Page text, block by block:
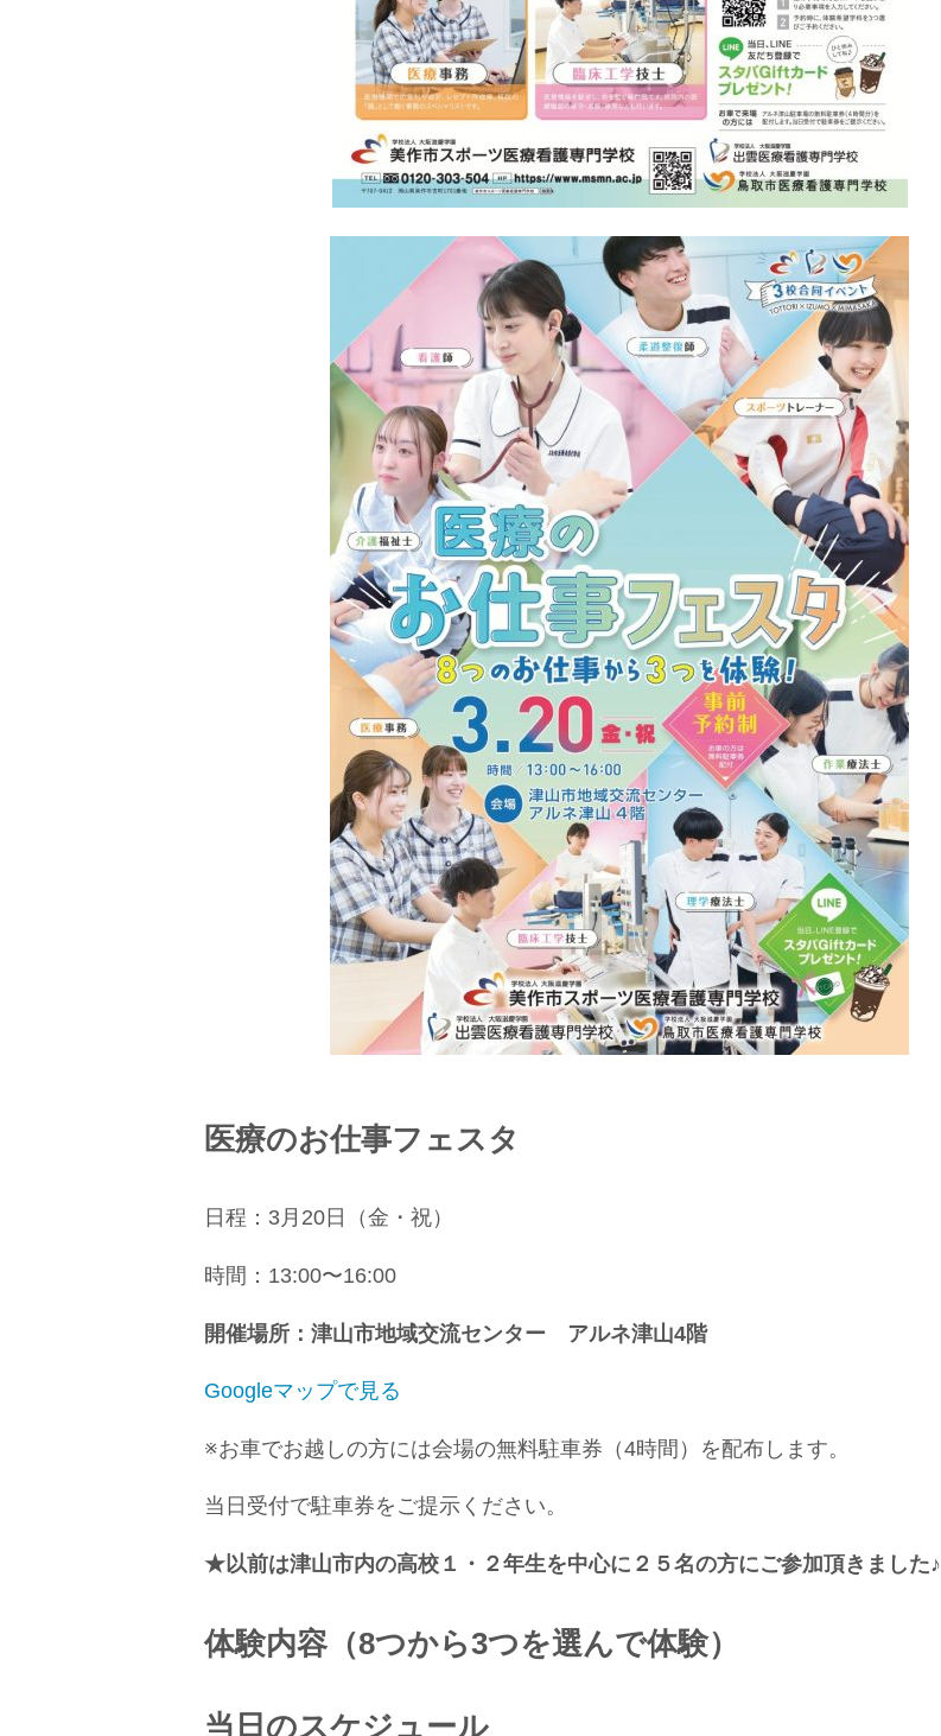
医療のお仕事フェスタ
日程：3月20日（金・祝）
時間：13:00〜16:00
開催場所：津山市地域交流センター アルネ津山4階
Googleマップで見る
※お車でお越しの方には会場の無料駐車券（4時間）を配布します。
当日受付で駐車券をご提示ください。
★以前は津山市内の高校１・２年生を中心に２５名の方にご参加頂きました♪
体験内容（8つから3つを選んで体験）
当日のスケジュール